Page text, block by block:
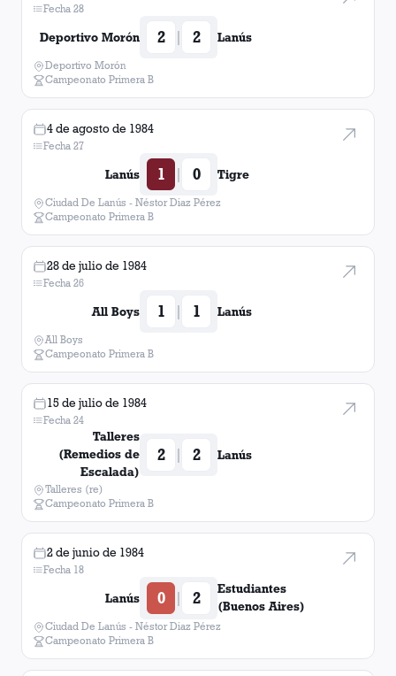
Fecha 28
Deportivo Morón 2 | 2 Lanús
Deportivo Morón
Campeonato Primera B
4 de agosto de 1984
Fecha 27
Lanús 1 | 0 Tigre
Ciudad De Lanús - Néstor Diaz Pérez
Campeonato Primera B
28 de julio de 1984
Fecha 26
All Boys 1 | 1 Lanús
All Boys
Campeonato Primera B
15 de julio de 1984
Fecha 24
Talleres
(Remedios de
Escalada)
2 | 2 Lanús
Talleres (re)
Campeonato Primera B
2 de junio de 1984
Fecha 18
Lanús 0 | 2
Estudiantes
(Buenos Aires)
Ciudad De Lanús - Néstor Diaz Pérez
Campeonato Primera B